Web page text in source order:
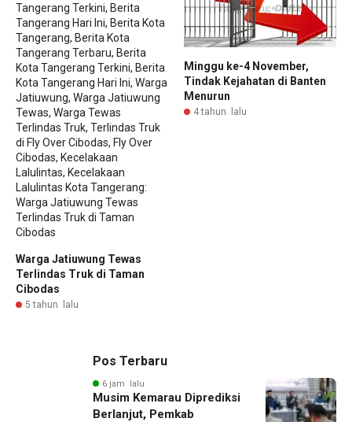
Warga Jatiuwung Tewas
Terlindas Truk di Taman
Cibodas
5 tahun lalu
Minggu ke-4 November,
Tindak Kejahatan di Banten
Menurun
4 tahun lalu
Pos Terbaru
6 jam lalu
Musim Kemarau Diprediksi
Berlanjut, Pemkab